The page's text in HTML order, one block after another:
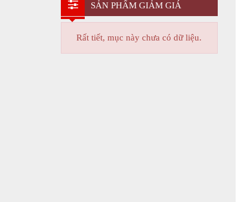
SẢN PHẨM GIẢM GIÁ
Rất tiết, mục này chưa có dữ liệu.